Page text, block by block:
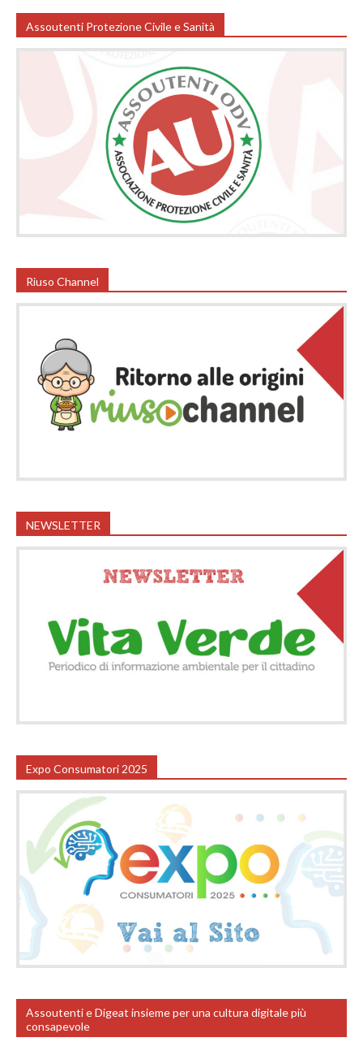
Assoutenti Protezione Civile e Sanità
Riuso Channel
NEWSLETTER
Expo Consumatori 2025
Assoutenti e Digeat insieme per una cultura digitale più
consapevole